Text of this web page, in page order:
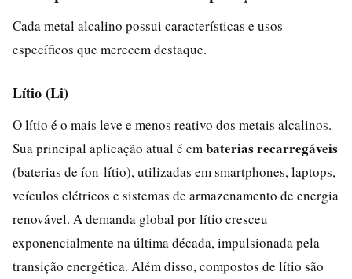
Cada metal alcalino possui características e usos
específicos que merecem destaque.
Lítio (Li)
O lítio é o mais leve e menos reativo dos metais alcalinos.
Sua principal aplicação atual é em baterias recarregáveis
(baterias de íon-lítio), utilizadas em smartphones, laptops,
veículos elétricos e sistemas de armazenamento de energia
renovável. A demanda global por lítio cresceu
exponencialmente na última década, impulsionada pela
transição energética. Além disso, compostos de lítio são